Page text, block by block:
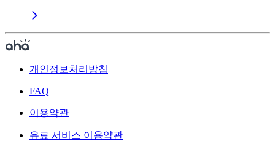
개인정보처리방침
FAQ
이용약관
유료 서비스 이용약관